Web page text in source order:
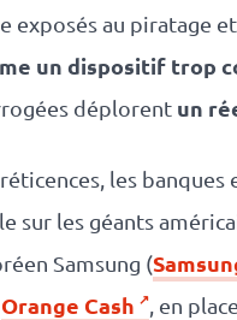
exposés au piratage
un dispositif trop
déplorent un
les
sur les géants
Samsung (
Orange Cash
, en